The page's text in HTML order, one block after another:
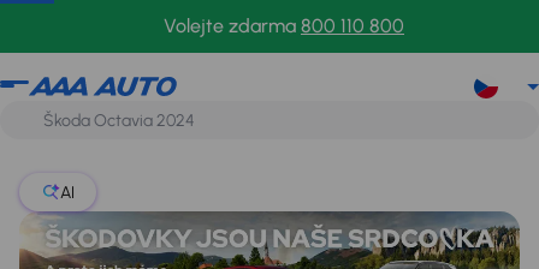
Volejte zdarma 800 110 800
Škoda
AI